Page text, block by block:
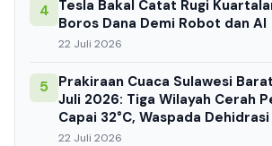
4 Tesla Bakal Catat Rugi
Boros Dana Demi Robot dan AI
22 Juli 2026
5
Prakiraan Cuaca Sulawesi
Juli 2026: Tiga Wilayah Cerah
Capai 32°C, Waspada
22 Juli 2026